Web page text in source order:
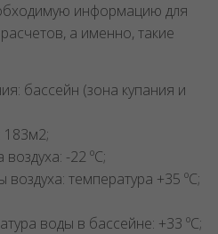
информацию для
а именно, такие
бассейн (зона купания и
-22 ºС;
температура +35 ºС;
воды в бассейне: +33 ºС;